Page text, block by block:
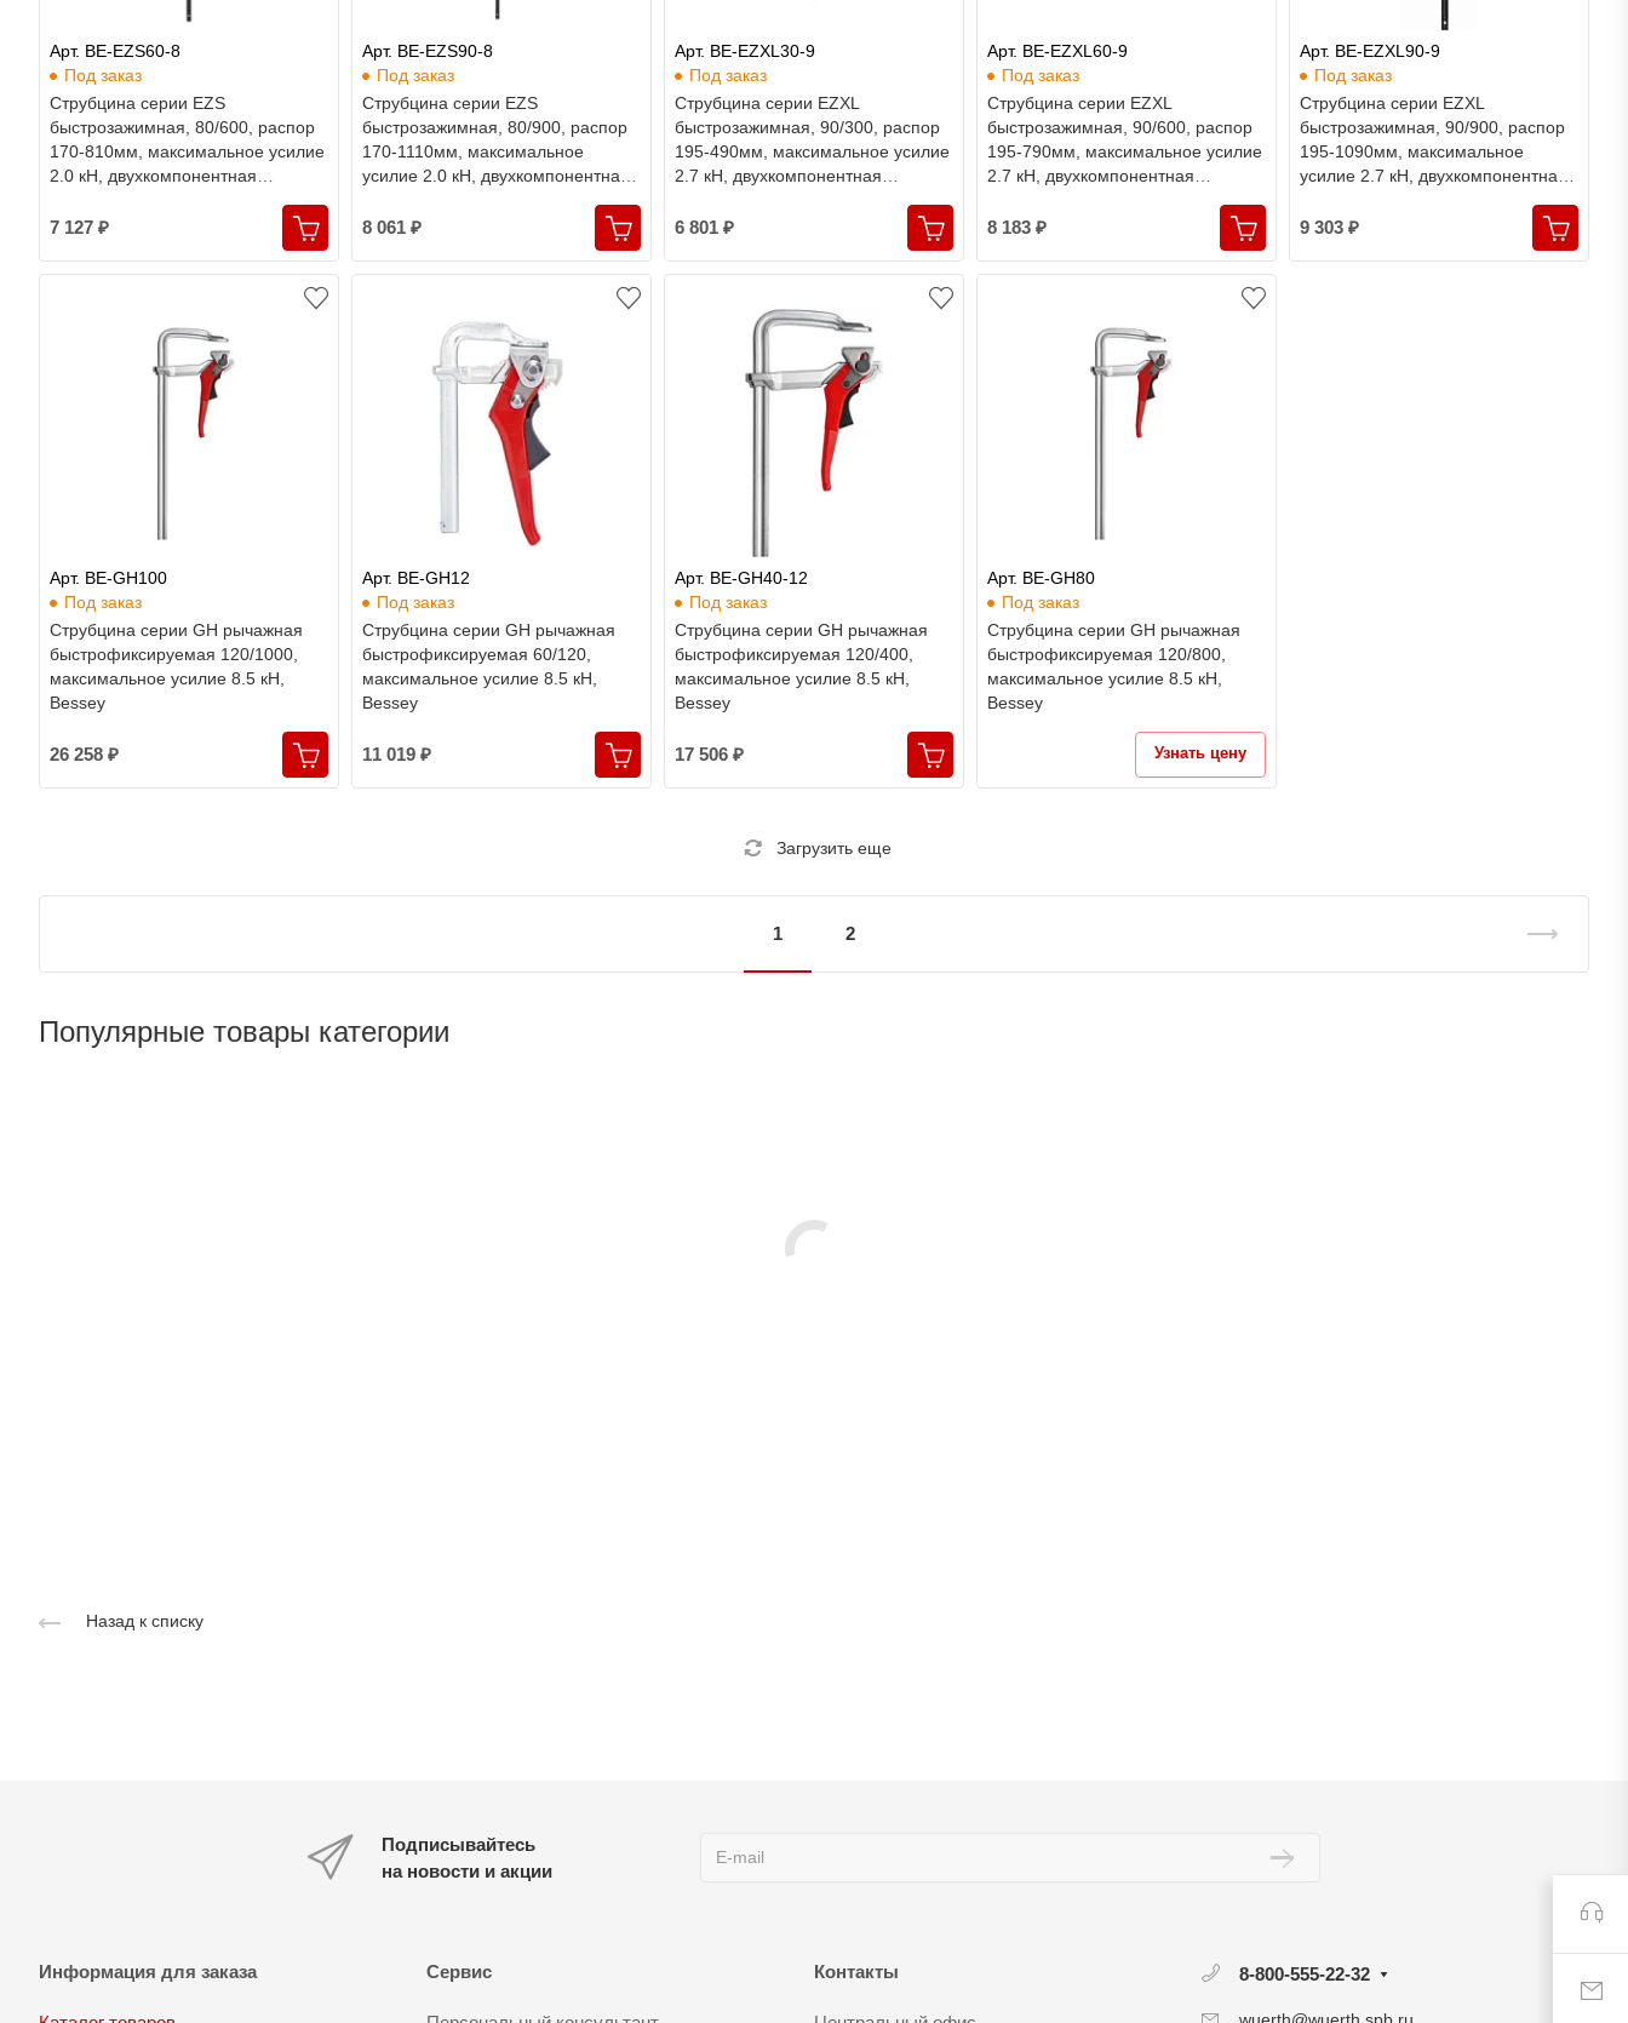
Арт. BE-EZS60-8
Под заказ
Струбцина серии EZS
быстрозажимная, 80/600, распор
170-810мм, максимальное усилие
2.0 кН, двухкомпонентная
7 127 ₽
Арт. BE-EZS90-8
Под заказ
Струбцина серии EZS
быстрозажимная, 80/900, распор
170-1110мм, максимальное
усилие 2.0 кН, двухкомпонентная
8 061 ₽
Арт. BE-EZXL30-9
Под заказ
Струбцина серии EZXL
быстрозажимная, 90/300, распор
195-490мм, максимальное усилие
2.7 кН, двухкомпонентная
6 801 ₽
Арт. BE-EZXL60-9
Под заказ
Струбцина серии EZXL
быстрозажимная, 90/600, распор
195-790мм, максимальное усилие
2.7 кН, двухкомпонентная
8 183 ₽
Арт. BE-EZXL90-9
Под заказ
Струбцина серии EZXL
быстрозажимная, 90/900, распор
195-1090мм, максимальное
усилие 2.7 кН, двухкомпонентная
9 303 ₽
Арт. BE-GH100
Под заказ
Cтрубцина серии GH рычажная
быстрофиксируемая 120/1000,
максимальное усилие 8.5 кН,
Bessey
26 258 ₽
Арт. BE-GH12
Под заказ
Cтрубцина серии GH рычажная
быстрофиксируемая 60/120,
максимальное усилие 8.5 кН,
Bessey
11 019 ₽
Арт. BE-GH40-12
Под заказ
Cтрубцина серии GH рычажная
быстрофиксируемая 120/400,
максимальное усилие 8.5 кН,
Bessey
17 506 ₽
Арт. BE-GH80
Под заказ
Cтрубцина серии GH рычажная
быстрофиксируемая 120/800,
максимальное усилие 8.5 кН,
Bessey
Узнать цену
Загрузить еще
1 2
Популярные товары категории
Назад к списку
Подписывайтесь
на новости и акции
Информация для заказа Сервис Контакты 8-800-555-22-32